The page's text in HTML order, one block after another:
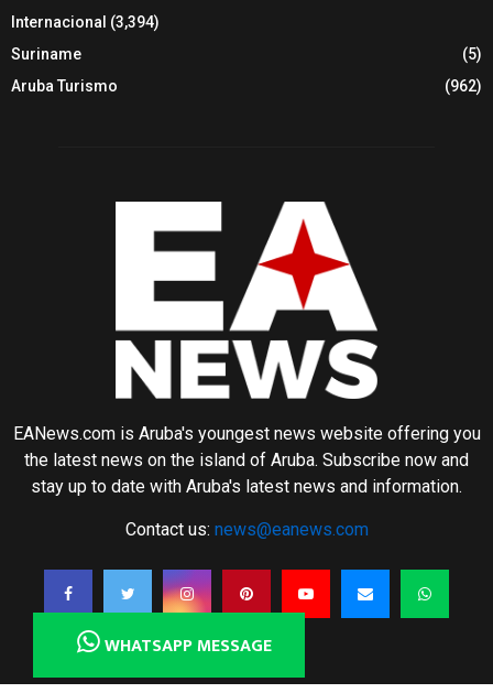
Internacional (3,394)
Suriname
(5)
Aruba Turismo
(962)
EANews.com is Aruba's youngest news website offering you
the latest news on the island of Aruba. Subscribe now and
stay up to date with Aruba's latest news and information.
Contact us: news@eanews.com
WHATSAPP MESSAGE